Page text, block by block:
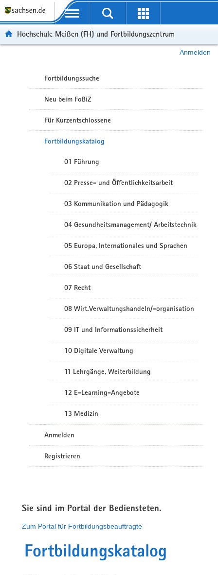
Portalübergreifende Navigation
Hochschule Meißen (FH) und Fortbildungszentrum
Anmelden
Fortbildungssuche
Neu beim FoBiZ
Für Kurzentschlossene
Fortbildungskatalog
01 Führung
02 Presse- und Öffentlichkeitsarbeit
03 Kommunikation und Pädagogik
04 Gesundheitsmanagement/ Arbeitstechnik
05 Europa, Internationales und Sprachen
06 Staat und Gesellschaft
07 Recht
08 Wirt.Verwaltungshandeln/-organisation
09 IT und Informationssicherheit
10 Digitale Verwaltung
11 Lehrgänge, Weiterbildung
12 E-Learning-Angebote
13 Medizin
Anmelden
Registrieren
Sie sind im Portal der Bediensteten.
Zum Portal für Fortbildungsbeauftragte
Fortbildungskatalog